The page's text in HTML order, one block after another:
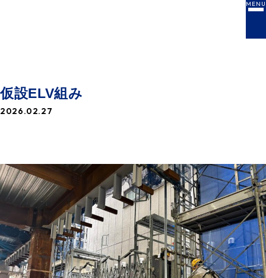
MENU
仮設ELV組み
2026.02.27